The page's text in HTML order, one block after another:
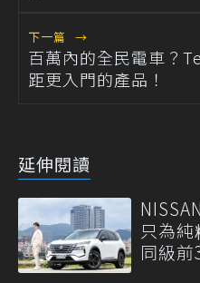
下一篇 →
百萬內的全民電車？
距更入門的產品！
延伸閱讀
只為
同級前